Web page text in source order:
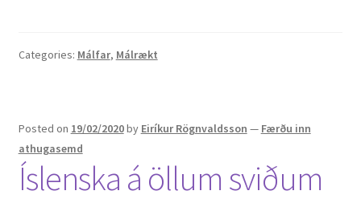
Research
Teaching
Categories: Málfar, Málrækt
Posted on 19/02/2020by Eiríkur Rögnvaldsson — Færðu inn
athugasemd
Íslenska á öllum sviðum